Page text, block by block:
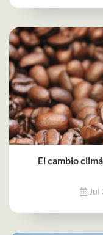
El cambio
Jul